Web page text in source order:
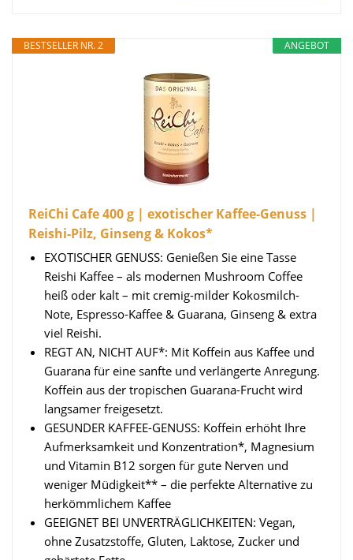
ANGEBOT
BESTSELLER NR. 2
ReiChi Cafe 400 g | exotischer Kaffee-Genuss |
Reishi-Pilz, Ginseng & Kokos*
EXOTISCHER GENUSS: Genießen Sie eine Tasse
Reishi Kaffee – als modernen Mushroom Coffee
heiß oder kalt – mit cremig-milder Kokosmilch-
Note, Espresso-Kaffee & Guarana, Ginseng & extra
viel Reishi.
REGT AN, NICHT AUF*: Mit Koffein aus Kaffee und
Guarana für eine sanfte und verlängerte Anregung.
Koffein aus der tropischen Guarana-Frucht wird
langsamer freigesetzt.
GESUNDER KAFFEE-GENUSS: Koffein erhöht Ihre
Aufmerksamkeit und Konzentration*, Magnesium
und Vitamin B12 sorgen für gute Nerven und
weniger Müdigkeit** – die perfekte Alternative zu
herkömmlichem Kaffee
GEEIGNET BEI UNVERTRÄGLICHKEITEN: Vegan,
ohne Zusatzstoffe, Gluten, Laktose, Zucker und